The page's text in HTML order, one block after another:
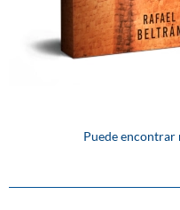
Puede